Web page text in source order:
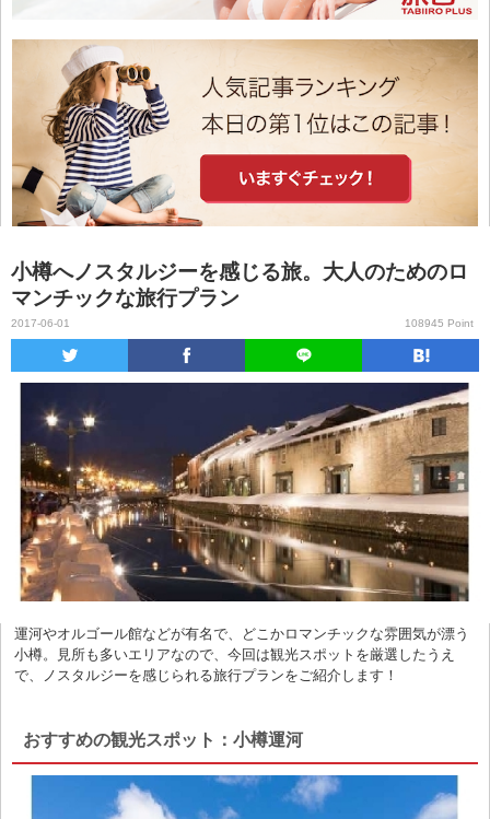
小樽へノスタルジーを感じる旅。大人のためのロ
マンチックな旅行プラン
2017-06-01 108945 Point
運河やオルゴール館などが有名で、どこかロマンチックな雰囲気が漂う
小樽。見所も多いエリアなので、今回は観光スポットを厳選したうえ
で、ノスタルジーを感じられる旅行プランをご紹介します！
おすすめの観光スポット：小樽運河